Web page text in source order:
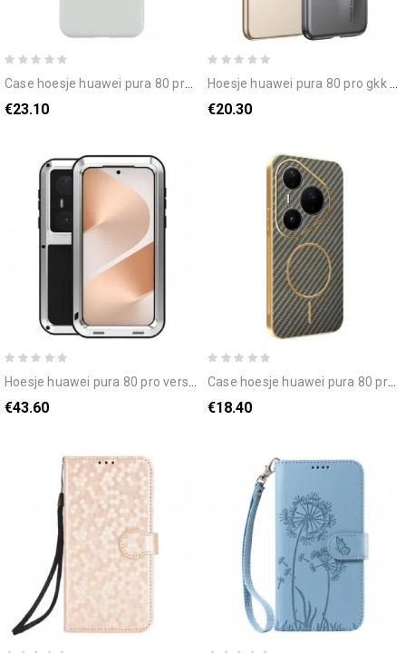
case hoesje huawei pura 80 pro telefoonhoesje x-level
€23.10
hoesje huawei pura 80 pro gkk ultradun
€20.30
hoesje huawei pura 80 pro versterkte love mei
€43.60
case hoesje huawei pura 80 pro telefoonhoesje koolstofvezeltextuur
€18.40